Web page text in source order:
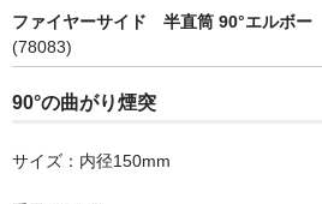
STOVAX
ファイヤーサイド 半直筒 90°エルボー
(78083)
90°の曲がり煙突
サイズ：内径150mm